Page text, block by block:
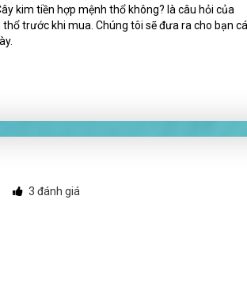
kim tiền hợp mệnh thổ không? là câu hỏi của
trước khi mua. Chúng tôi sẽ đưa ra cho bạn
3 đánh giá